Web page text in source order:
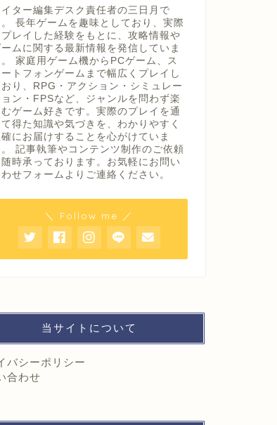
イター編集デスク責任者の三日月で
長年ゲームを趣味としており、実際
プレイした経験をもとに、攻略情報や
ムに関する最新情報を発信していま
家庭用ゲーム機からPCゲーム、ス
ートフォンゲームまで幅広くプレイし
おり、RPG・アクション・シミュレー
ョン・FPSなど、ジャンルを問わず楽
むゲーム好きです。実際のプレイを通
て得た知識や気づきを、わかりやすく
確にお届けすることを心がけていま
記事執筆やコンテンツ制作のご依頼
随時承っております。お気軽にお問い
せフォームよりご連絡ください。
＼ Follow me ／
当サイトについて
バシーポリシー
合わせ